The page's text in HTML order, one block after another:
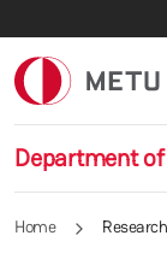
Department
Home